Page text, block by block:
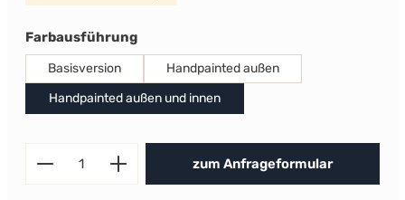
Farbausführungauswählen
Basisversion
Handpainted außen
Handpainted außen und innen
Produkt Anzahl: Gib den
zum Anfrageformular